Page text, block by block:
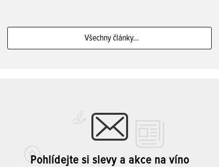
Všechny články...
Pohlídejte si slevy a akce na víno